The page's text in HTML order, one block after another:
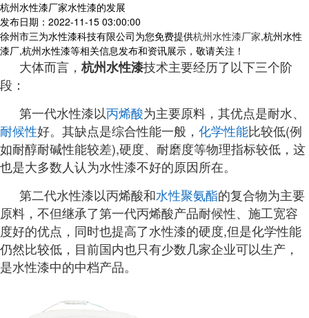
杭州水性漆厂家水性漆的发展
发布日期：2022-11-15 03:00:00
徐州市三为水性漆科技有限公司为您免费提供杭州水性漆厂家,杭州水性
漆厂,杭州水性漆等相关信息发布和资讯展示，敬请关注！
大体而言， 杭州水性漆技术主要经历了以下三个阶
段：
第一代水性漆以丙烯酸为主要原料，其优点是耐水、
耐候性好。其缺点是综合性能一般， 化学性能比较低(例
如耐醇耐碱性能较差),硬度、耐磨度等物理指标较低，这
也是大多数人认为水性漆不好的原因所在。
第二代水性漆以丙烯酸和水性聚氨酯的复合物为主要
原料，不但继承了第一代丙烯酸产品耐候性、施工宽容
度好的优点，同时也提高了水性漆的硬度,但是化学性能
仍然比较低，目前国内也只有少数几家企业可以生产，
是水性漆中的中档产品。